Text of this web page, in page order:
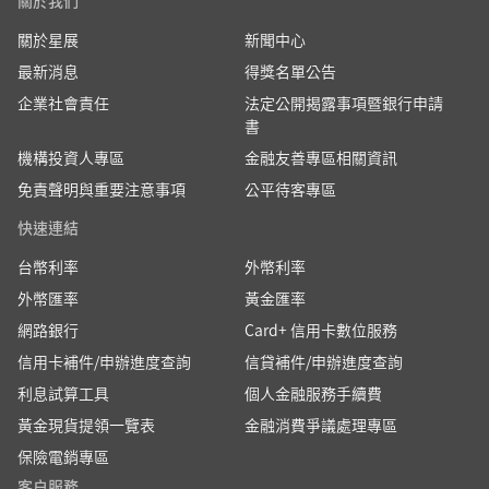
關於星展
新聞中心
最新消息
得獎名單公告
企業社會責任
法定公開揭露事項暨銀行申請
書
機構投資人專區
金融友善專區相關資訊
免責聲明與重要注意事項
公平待客專區
快速連結
台幣利率
外幣利率
外幣匯率
黃金匯率
網路銀行
Card+ 信用卡數位服務
信用卡補件/申辦進度查詢
信貸補件/申辦進度查詢
利息試算工具
個人金融服務手續費
黃金現貨提領一覽表
金融消費爭議處理專區
保險電銷專區